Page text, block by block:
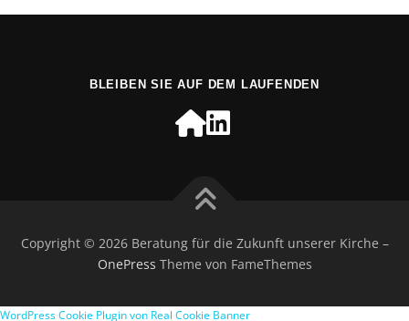
BLEIBEN SIE AUF DEM LAUFENDEN
Copyright © 2026 Beratung für die Zukunft unserer Kirche –
OnePress Theme von FameThemes
WordPress Cookie Plugin von Real Cookie Banner